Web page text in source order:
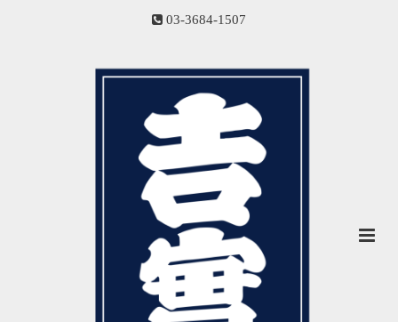
03-3684-1507